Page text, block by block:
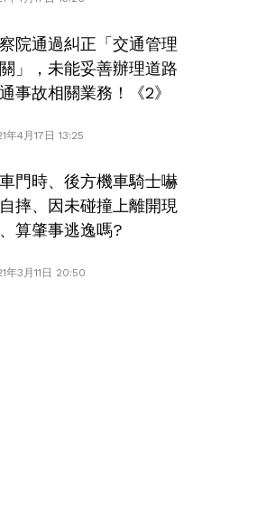
院通過糾正「交通管理
」，未能妥善辦理道路
事故相關業務！《2》
年4月17日 13:25
門時、後方機車騎士嚇
摔、因未碰撞上離開現
算肇事逃逸嗎?
年3月11日 20:50